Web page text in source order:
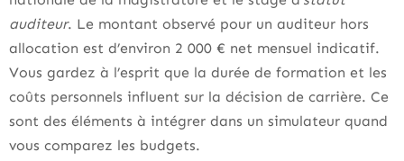
auditeur. Le montant observé pour un auditeur hors
allocation est d’environ 2 000 € net mensuel indicatif.
Vous gardez à l’esprit que la durée de formation et les
coûts personnels influent sur la décision de carrière. Ce
sont des éléments à intégrer dans un simulateur quand
vous comparez les budgets.